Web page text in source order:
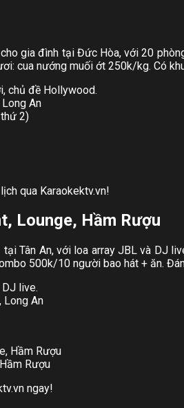
gia đình tại Đức Hòa, với 20
cua nướng muối ớt 250k/kg. Có
chủ đề Hollywood.
An
2)
qua Karaokektv.vn!
Lounge, Hầm Rượu
Tân An, với loa array JBL và DJ
500k/10 người bao hát + ăn.
live.
Long An
Rượu
ngay!